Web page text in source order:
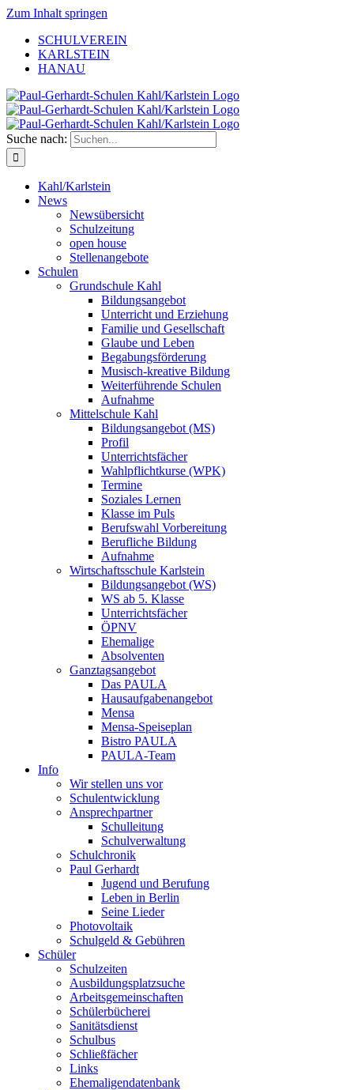
Zum Inhalt springen
SCHULVEREIN
KARLSTEIN
HANAU
Suche nach:
Kahl/Karlstein
News
Newsübersicht
Schulzeitung
open house
Stellenangebote
Schulen
Grundschule Kahl
Bildungsangebot
Unterricht und Erziehung
Familie und Gesellschaft
Glaube und Leben
Begabungsförderung
Musisch-kreative Bildung
Weiterführende Schulen
Aufnahme
Mittelschule Kahl
Bildungsangebot (MS)
Profil
Unterrichtsfächer
Wahlpflichtkurse (WPK)
Termine
Soziales Lernen
Klasse im Puls
Berufswahl Vorbereitung
Berufliche Bildung
Aufnahme
Wirtschaftsschule Karlstein
Bildungsangebot (WS)
WS ab 5. Klasse
Unterrichtsfächer
ÖPNV
Ehemalige
Absolventen
Ganztagsangebot
Das PAULA
Hausaufgabenangebot
Mensa
Mensa-Speiseplan
Bistro PAULA
PAULA-Team
Info
Wir stellen uns vor
Schulentwicklung
Ansprechpartner
Schulleitung
Schulverwaltung
Schulchronik
Paul Gerhardt
Jugend und Berufung
Leben in Berlin
Seine Lieder
Photovoltaik
Schulgeld & Gebühren
Schüler
Schulzeiten
Ausbildungsplatzsuche
Arbeitsgemeinschaften
Schülerbücherei
Sanitätsdienst
Schulbus
Schließfächer
Links
Ehemaligendatenbank